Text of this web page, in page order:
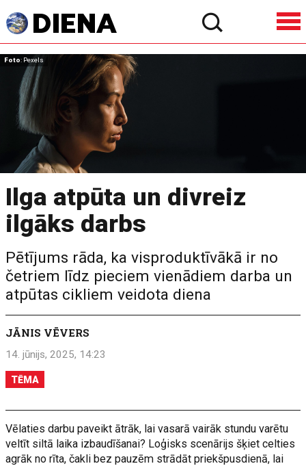
Foto: Pexels
Ilga atpūta un divreiz
ilgāks darbs
Pētījums rāda, ka visproduktīvākā ir no
četriem līdz pieciem vienādiem darba un
atpūtas cikliem veidota diena
JĀNIS VĒVERS
14. jūnijs, 2025, 14:23
TĒMA
Vēlaties darbu paveikt ātrāk, lai vasarā vairāk stundu varētu
veltīt siltā laika izbaudīšanai? Loģisks scenārijs šķiet celties
agrāk no rīta, čakli bez pauzēm strādāt priekšpusdienā, lai